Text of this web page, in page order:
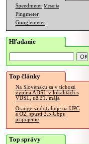
Speedmeter Merania
Pingmeter
Googlemeter
Hľadanie
Top články
Na Slovensku sa v tichosti
vypína ADSL v lokalitách s
VDSL, už 31. mája
Orange sa doťahuje na UPC
a O2, spustí 2.5 Gbps
pripojenie
Top správy